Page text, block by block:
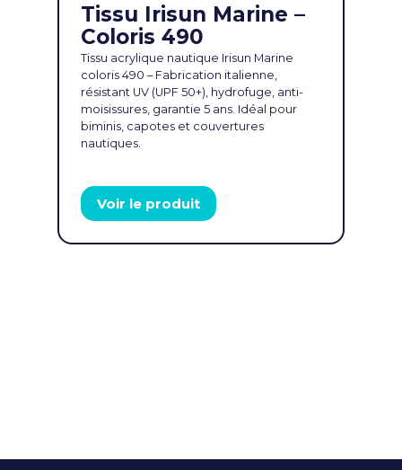
Tissu Irisun Marine –
Coloris 490
Tissu acrylique nautique Irisun Marine
coloris 490 – Fabrication italienne,
résistant UV (UPF 50+), hydrofuge, anti-
moisissures, garantie 5 ans. Idéal pour
biminis, capotes et couvertures
nautiques.
Voir le produit